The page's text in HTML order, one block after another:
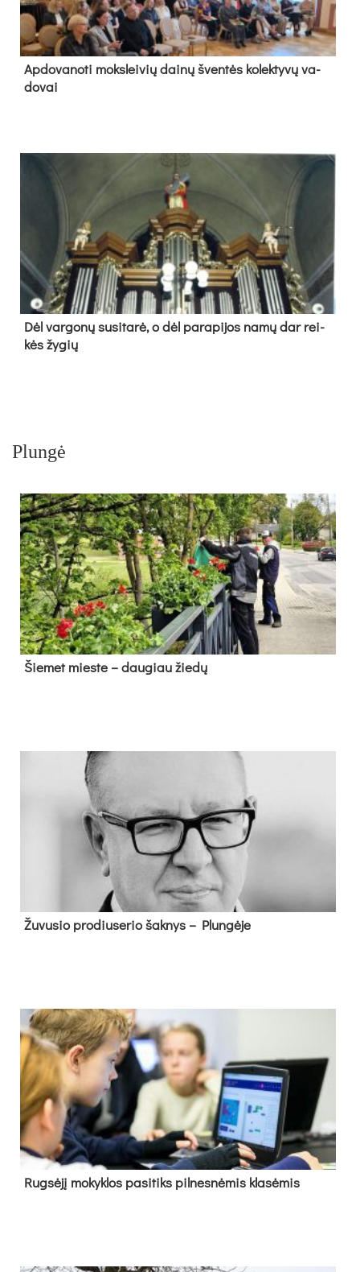
Ap­do­va­no­ti moks­lei­vių dai­nų šven­tės ko­lek­ty­vų va­
do­vai
Dėl var­go­nų su­si­ta­rė, o dėl pa­ra­pi­jos na­mų dar rei­
kės žy­gių
Plungė
Šie­met mies­te – dau­giau žie­dų
Žu­vu­sio pro­diu­se­rio šak­nys – Plun­gė­je
Rug­sė­jį mo­kyk­los pa­si­tiks pil­nes­nė­mis kla­sė­mis